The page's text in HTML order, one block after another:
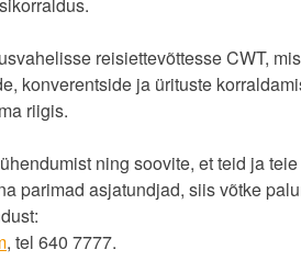
reisiettevõttesse CWT,
konverentside ja ürituste
riigis.
ning soovite, et teid ja
parimad asjatundjad, siis võtke
, tel 640 7777.